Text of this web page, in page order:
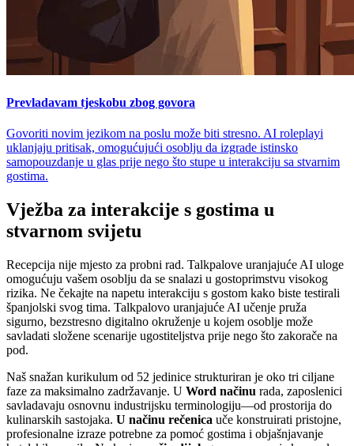
Prevladavam tjeskobu zbog govora
Govoriti novim jezikom na poslu može biti stresno. AI roleplayi
uklanjaju pritisak, omogućujući osoblju da izgrade istinsko
samopouzdanje u glas prije nego što stupe u interakciju sa stvarnim
gostima.
Vježba za interakcije s gostima u
stvarnom svijetu
Recepcija nije mjesto za probni rad. Talkpalove uranjajuće AI uloge
omogućuju vašem osoblju da se snalazi u gostoprimstvu visokog
rizika. Ne čekajte na napetu interakciju s gostom kako biste testirali
španjolski svog tima. Talkpalovo uranjajuće AI učenje pruža
sigurno, bezstresno digitalno okruženje u kojem osoblje može
savladati složene scenarije ugostiteljstva prije nego što zakorače na
pod.
Naš snažan kurikulum od 52 jedinice strukturiran je oko tri ciljane
faze za maksimalno zadržavanje. U Word načinu rada, zaposlenici
savladavaju osnovnu industrijsku terminologiju—od prostorija do
kulinarskih sastojaka. U načinu rečenica uče konstruirati pristojne,
profesionalne izraze potrebne za pomoć gostima i objašnjavanje